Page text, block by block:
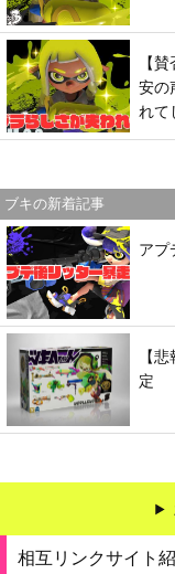
【
安の
れて
ブキの新着記事
アプ
【
定
相互リンクサイト